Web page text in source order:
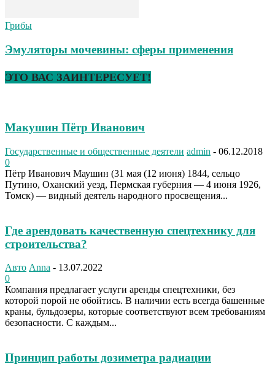
Грибы
Эмуляторы мочевины: сферы применения
ЭТО ВАС ЗАИНТЕРЕСУЕТ!
Макушин Пётр Иванович
Государственные и общественные деятели admin - 06.12.2018
0
Пётр Иванович Маушин (31 мая (12 июня) 1844, сельцо
Путино, Оханский уезд, Пермская губерния — 4 июня 1926,
Томск) — видный деятель народного просвещения...
Где арендовать качественную спецтехнику для
строительства?
Авто Anna - 13.07.2022
0
Компания предлагает услуги аренды спецтехники, без
которой порой не обойтись. В наличии есть всегда башенные
краны, бульдозеры, которые соответствуют всем требованиям
безопасности. С каждым...
Принцип работы дозиметра радиации